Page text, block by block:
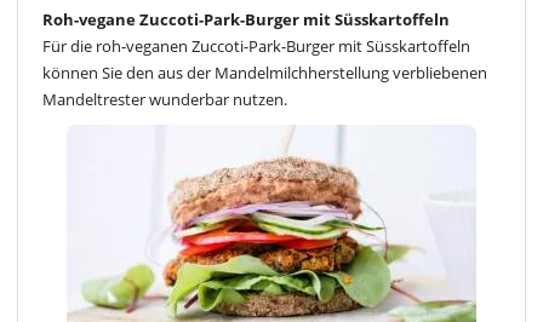
Roh-vegane Zuccoti-Park-Burger mit Süsskartoffeln
Für die roh-veganen Zuccoti-Park-Burger mit Süsskartoffeln
können Sie den aus der Mandelmilchherstellung verbliebenen
Mandeltrester wunderbar nutzen.